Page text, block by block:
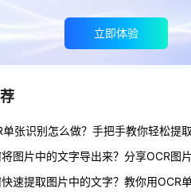
立即体验
单张识别怎么做？手把手教你轻松提
速提取图片中的文字？教你用OCR